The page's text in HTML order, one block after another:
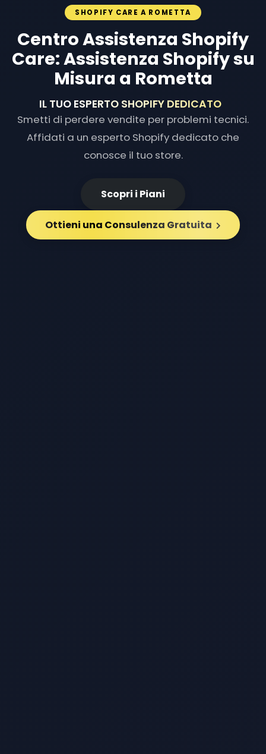
SHOPIFY CARE A ROMETTA
Centro Assistenza Shopify
Care: Assistenza Shopify su
Misura a Rometta
IL TUO ESPERTO SH|
Smetti di perdere vendite per problemi tecnici.
Affidati a un esperto Shopify dedicato che
conosce il tuo store.
Scopri i Piani
Ottieni una Consulenza Gratuita